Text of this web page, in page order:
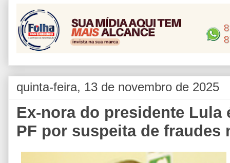
quinta-feira, 13 de novembro de 2025
Ex-nora do presidente Lula
PF por suspeita de fraudes